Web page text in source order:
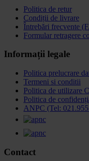
Politica de retur
Condiții de livrare
Întrebări frecvente
Formular retragere
Informații legale
Politica prelucrare
Termeni si conditii
Politica de utilizare
Politica de
ANPC (Tel:
Contact